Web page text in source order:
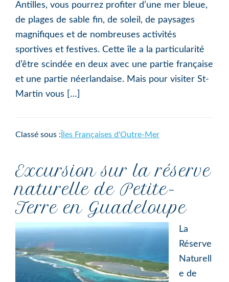
Antilles, vous pourrez profiter d’une mer bleue,
de plages de sable fin, de soleil, de paysages
magnifiques et de nombreuses activités
sportives et festives. Cette île a la particularité
d’être scindée en deux avec une partie française
et une partie néerlandaise. Mais pour visiter St-
Martin vous […]
Classé sous : Îles Françaises d'Outre-Mer
Excursion sur la réserve
naturelle de Petite-
Terre en Guadeloupe
La
Réserve
Naturell
e de